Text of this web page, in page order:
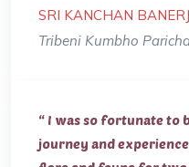
SRI KANCHAN
Tribeni Kumbho
“ I was so fortunate to
journey and